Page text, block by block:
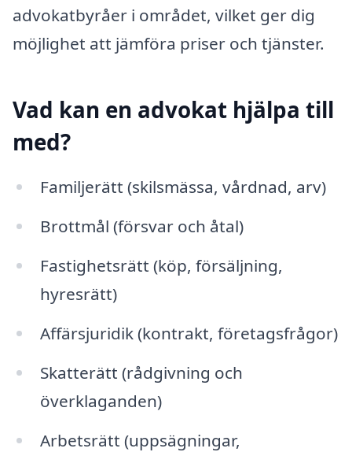
advokatbyråer i området, vilket ger dig
möjlighet att jämföra priser och tjänster.
Vad kan en advokat hjälpa till
med?
Familjerätt (skilsmässa, vårdnad, arv)
Brottmål (försvar och åtal)
Fastighetsrätt (köp, försäljning,
hyresrätt)
Affärsjuridik (kontrakt, företagsfrågor)
Skatterätt (rådgivning och
överklaganden)
Arbetsrätt (uppsägningar,